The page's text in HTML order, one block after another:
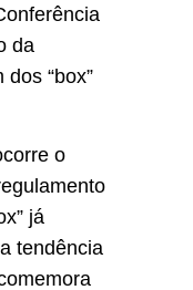
da
“box”
o
já
tendência